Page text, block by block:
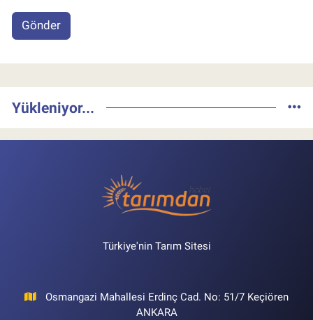
Gönder
Yükleniyor...
Türkiye'nin Tarım Sitesi
Osmangazi Mahallesi Erdinç Cad. No: 51/7 Keçiören
ANKARA